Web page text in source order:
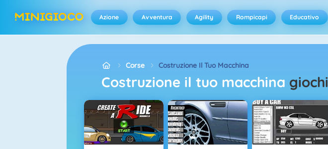
Azione Avventura Agility Rompicapi Educativo
Corse Costruzione Il Tuo Macchina
costruzione il tuo macchina giochi